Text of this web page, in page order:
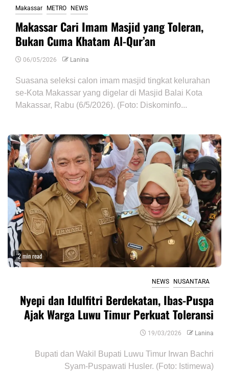
Makassar METRO NEWS
Makassar Cari Imam Masjid yang Toleran,
Bukan Cuma Khatam Al-Qur’an
06/05/2026 Lanina
Suasana seleksi calon imam masjid tingkat kelurahan
se-Kota Makassar yang digelar di Masjid Balai Kota
Makassar, Rabu (6/5/2026). (Foto: Diskominfo...
2 min read
NEWS NUSANTARA
Nyepi dan Idulfitri Berdekatan, Ibas-Puspa
Ajak Warga Luwu Timur Perkuat Toleransi
19/03/2026 Lanina
Bupati dan Wakil Bupati Luwu Timur Irwan Bachri
Syam-Puspawati Husler. (Foto: Istimewa)